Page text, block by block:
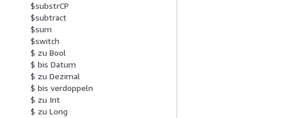
$substrCP
$subtract
$sum
$switch
$ zu Bool
$ bis Datum
$ zu Dezimal
$ bis verdoppeln
$ zu Int
$ zu Long